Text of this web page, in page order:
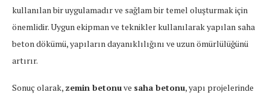
kullanılan bir uygulamadır ve sağlam bir temel oluşturmak için
önemlidir. Uygun ekipman ve teknikler kullanılarak yapılan saha
beton dökümü, yapıların dayanıklılığını ve uzun ömürlülüğünü
artırır.
Sonuç olarak, zemin betonuve saha betonu, yapı projelerinde